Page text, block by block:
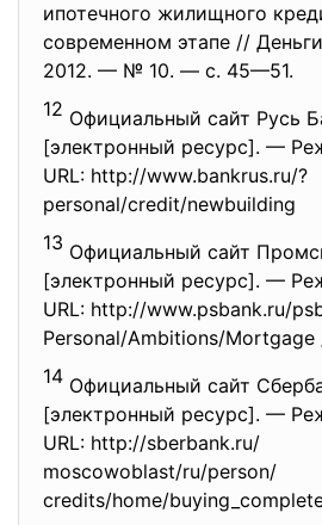
ипотечного жилищного
современном этапе //
2012. — № 10. — с. 45—51.
12 Официальный сайт Русь
[электронный ресурс]. —
URL: http://www.bankrus.ru/?
personal/credit/newbuilding
13 Официальный сайт
[электронный ресурс]. —
URL: http://www.psbank.ru/
Personal/Ambitions/Mortgage
14 Официальный сайт
[электронный ресурс]. —
URL: http://sberbank.ru/
moscowoblast/ru/person/
credits/home/